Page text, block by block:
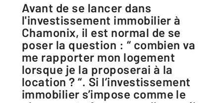
Avant de se lancer dans
l'investissement immobilier à
Chamonix, il est normal de se
poser la question : “ combien va
me rapporter mon logement
lorsque je la proposerai à la
location ? “. Si l’investissement
immobilier s’impose comme le